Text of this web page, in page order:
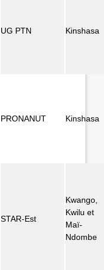
UG PTN Kinshasa
PRONANUT Kinshasa
STAR-Est
Kwango,
Kwilu et
Maï-
Ndombe